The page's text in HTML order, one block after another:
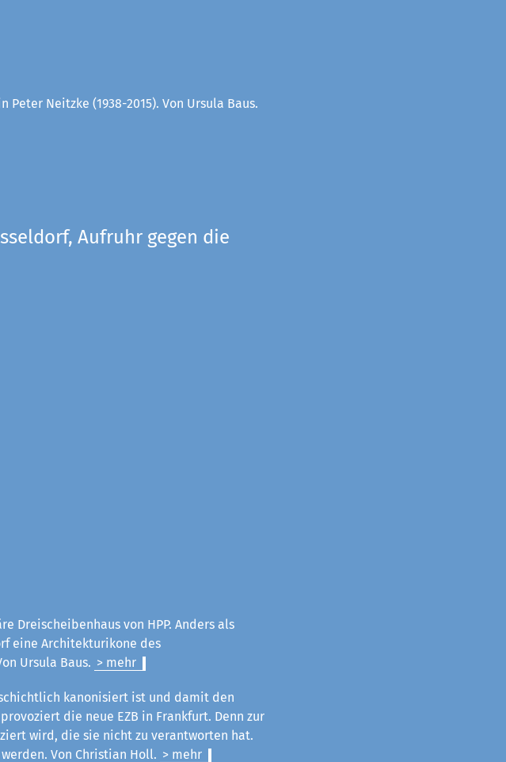
Neitzke (1938-2015). Von Ursula Baus.
Aufruhr gegen die
Dreischeibenhaus von HPP. Anders als
eine Architekturikone des
Ursula Baus. > mehr
kanonisiert ist und damit den
die neue EZB in Frankfurt. Denn zur
wird, die sie nicht zu verantworten hat.
Von Christian Holl. > mehr